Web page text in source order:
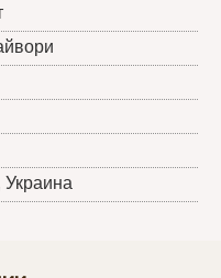
Украина